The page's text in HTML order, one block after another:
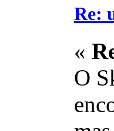
Re:
«
O